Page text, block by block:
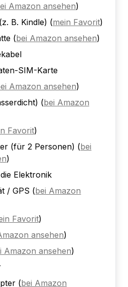
Amazon ansehen)
B. Kindle) (mein Favorit)
(bei Amazon ansehen)
SIM-Karte
Amazon ansehen)
(bei Amazon
Favorit)
(für 2 Personen) (bei
)
Elektronik
/ GPS (bei Amazon
Favorit)
ansehen)
Amazon ansehen)
(bei Amazon